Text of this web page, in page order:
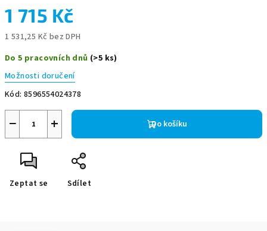
1 715 Kč
1 531,25 Kč bez DPH
cena:
Do 5 pracovních dnů (>5 ks)
Možnosti doručení
Kód: 8596554024378
+
− Do košíku
Zeptat se Sdílet